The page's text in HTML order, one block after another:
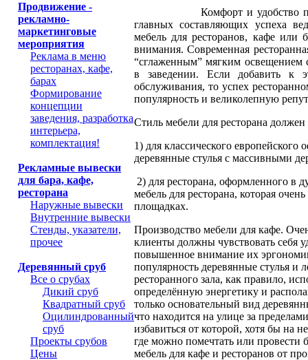
Продвижение -
рекламно-
маркетинговые
мероприятия
Реклама в меню
ресторанах, кафе,
барах
Формирование
концепции
заведения, разработка
интерьера,
комплектация!
Рекламные вывески
для бара, кафе,
ресторана
Наружные вывески
Внутренние вывески
Стенды, указатели,
прочее
Деревянный сруб
Все о срубах
Дикий сруб
Квадратный сруб
Оцилиндрованный
сруб
Проекты срубов
Цены
Комфорт и удобство
главных составляющих успеха
мебель для ресторанов, кафе или
внимания. Современная
“сглаженным” мягким освещением
в заведении. Если добавить к
обслуживания, то успех
популярность и великолепную
Стиль мебели для ресторана
1) для классического
деревянные стулья с массивными
2) для ресторана, оформленного в
мебель для ресторана, которая
площадках.
Производство мебели для кафе.
клиенты должны чувствовать себя
повышенное внимание их
популярность деревянные стулья и
ресторанного зала, как правило,
определённую энергетику и
только основательный вид
что находится на улице за
избавиться от которой, хотя бы на
где можно помечтать или провести
мебель для кафе и ресторанов от